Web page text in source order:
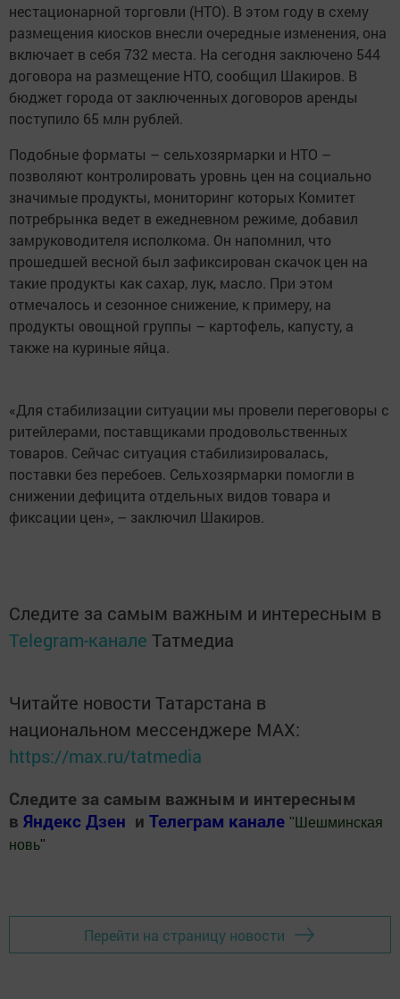
нестационарной торговли (НТО). В этом году в схему
размещения киосков внесли очередные изменения, она
включает в себя 732 места. На сегодня заключено 544
договора на размещение НТО, сообщил Шакиров. В
бюджет города от заключенных договоров аренды
поступило 65 млн рублей.
Подобные форматы – сельхозярмарки и НТО –
позволяют контролировать уровнь цен на социально
значимые продукты, мониторинг которых Комитет
потребрынка ведет в ежедневном режиме, добавил
замруководителя исполкома. Он напомнил, что
прошедшей весной был зафиксирован скачок цен на
такие продукты как сахар, лук, масло. При этом
отмечалось и сезонное снижение, к примеру, на
продукты овощной группы – картофель, капусту, а
также на куриные яйца.
«Для стабилизации ситуации мы провели переговоры с
ритейлерами, поставщиками продовольственных
товаров. Сейчас ситуация стабилизировалась,
поставки без перебоев. Сельхозярмарки помогли в
снижении дефицита отдельных видов товара и
фиксации цен», – заключил Шакиров.
Следите за самым важным и интересным в
Telegram-канале Татмедиа
Читайте новости Татарстана в
национальном мессенджере MАХ:
https://max.ru/tatmedia
Следите за самым важным и интересным
в Яндекс Дзен и Телеграм канале " Шешминская
новь"
Перейти на страницу новости